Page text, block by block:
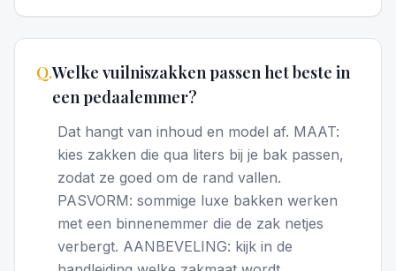
Q.Welke vuilniszakken passen het beste in
een pedaalemmer?
Dat hangt van inhoud en model af. MAAT:
kies zakken die qua liters bij je bak passen,
zodat ze goed om de rand vallen.
PASVORM: sommige luxe bakken werken
met een binnenemmer die de zak netjes
verbergt. AANBEVELING: kijk in de